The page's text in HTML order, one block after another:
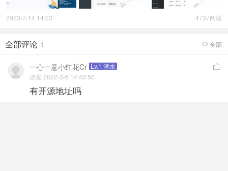
4737阅读
2023-7-14 14:03
 全部
全部评论 1

一心一意小红花Cr Lv.1 潜水
沙发 2022-3-6 14:40:50
有开源地址吗